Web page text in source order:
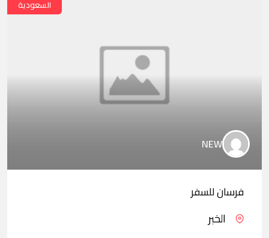
السعودية
NEW
فرسان للسفر
الخبر